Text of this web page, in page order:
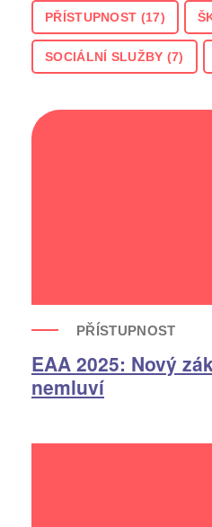
Školy
Redakční
PŘÍSTUPNOST (17)
SOCIÁLNÍ SLUŽBY (7)
PŘÍSTUPNOST
EAA 2025: Nový
nemluví